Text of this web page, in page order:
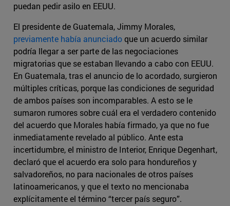
puedan pedir asilo en EEUU.
El presidente de Guatemala, Jimmy Morales,
previamente había anunciadoque un acuerdo similar
podría llegar a ser parte de las negociaciones
migratorias que se estaban llevando a cabo con EEUU.
En Guatemala, tras el anuncio de lo acordado, surgieron
múltiples críticas, porque las condiciones de seguridad
de ambos países son incomparables. A esto se le
sumaron rumores sobre cuál era el verdadero contenido
del acuerdo que Morales había firmado, ya que no fue
inmediatamente revelado al público. Ante esta
incertidumbre, el ministro de Interior, Enrique Degenhart,
declaró que el acuerdo era solo para hondureños y
salvadoreños, no para nacionales de otros países
latinoamericanos, y que el texto no mencionaba
explícitamente el término “tercer país seguro”.